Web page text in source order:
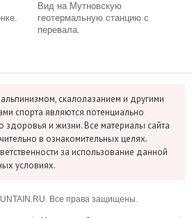
Вид на Мутновскую
геотермальную станцию с
перевала.
скалолазанием и другими
спорта являются потенциально
и жизни. Все материалы сайта
в ознакомительных целях.
за использование данной
условиях.
Все права защищены.